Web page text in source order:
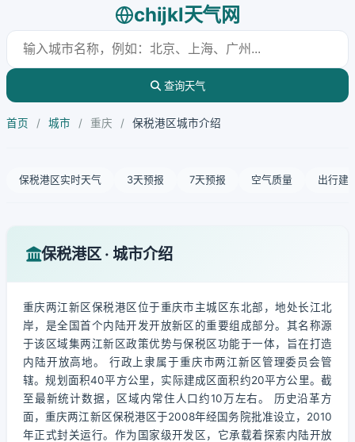
chijkl天气网
查询天气
首页 / 城市 / 重庆 / 保税港区城市介绍
保税港区实时天气 3天预报 7天预报 空气质量 出行建
保税港区 · 城市介绍
重庆两江新区保税港区位于重庆市主城区东北部，地处长江北
岸，是全国首个内陆开发开放新区的重要组成部分。其名称源
于该区域集两江新区政策优势与保税区功能于一体，旨在打造
内陆开放高地。 行政上隶属于重庆市两江新区管理委员会管
辖。规划面积40平方公里，实际建成区面积约20平方公里。截
至最新统计数据，区域内常住人口约10万左右。 历史沿革方
面，重庆两江新区保税港区于2008年经国务院批准设立，2010
年正式封关运行。作为国家级开发区，它承载着探索内陆开放